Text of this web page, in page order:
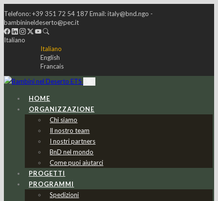
Telefono:+39 351 72 54 187Email:italy@bnd.ngo -
bambinineldeserto@pec.it
Italiano
Italiano
English
Francais
HOME
ORGANIZZAZIONE
Chi siamo
Il nostro team
I nostri partners
BnD nel mondo
Come puoi aiutarci
PROGETTI
PROGRAMMI
Spedizioni